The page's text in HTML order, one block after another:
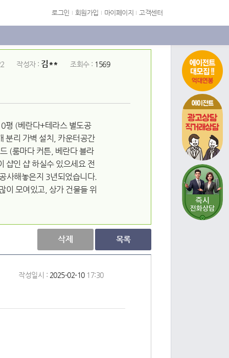
로그인 회원가입 마이페이지 고객센터
에이전트
작성자 : 김** 조회수 : 1569
평 (베란다+테라스 별도공
리 가벽 설치, 카운터공간
(룸마다 커튼, 베란다 블라
샵인 샵 하실수 있으세요 전
사해놓은지 3년되었습니다.
이 모여있고, 상가 건물들 위
삭제 목록
작성일시 : 2025-02-1017:30